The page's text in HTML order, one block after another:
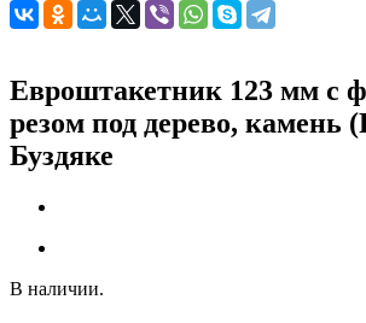
Евроштакетник 123 мм с
резом под дерево, камень
Буздяке
В наличии.